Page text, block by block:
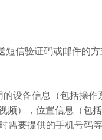
短信验证码或邮件的
设备信息（包括操
频），位置信息（包
需要提供的手机号码等